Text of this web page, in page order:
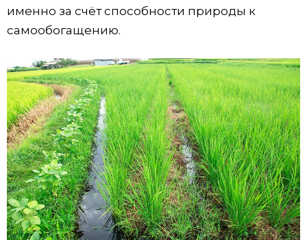
именно за счёт способности природы к
самообогащению.